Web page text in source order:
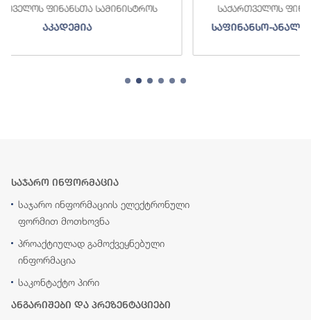
საქართველოს ფინანსთა სამინისტროს
საფინანსო-ანალიტიკური სამსახური
საჯარო ინფორმაცია
საჯარო ინფორმაციის ელექტრონული
ფორმით მოთხოვნა
პროაქტიულად გამოქვეყნებული
ინფორმაცია
საკონტაქტო პირი
ანგარიშები და პრეზენტაციები